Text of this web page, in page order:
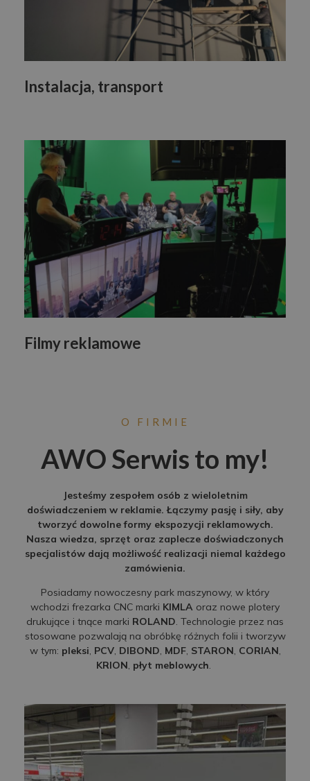
Instalacja, transport
Filmy reklamowe
O FIRMIE
AWO Serwis to my!
Jesteśmy zespołem osób z wieloletnim
doświadczeniem w reklamie. Łączymy pasję i siły, aby
tworzyć dowolne formy ekspozycji reklamowych.
Nasza wiedza, sprzęt oraz zaplecze doświadczonych
specjalistów dają możliwość realizacji niemal każdego
zamówienia.
Posiadamy nowoczesny park maszynowy, w który
wchodzi frezarka CNC marki KIMLA oraz nowe plotery
drukujące i tnące marki ROLAND. Technologie przez nas
stosowane pozwalają na obróbkę różnych folii i tworzyw
w tym: pleksi, PCV, DIBOND, MDF, STARON, CORIAN,
KRION, płyt meblowych.